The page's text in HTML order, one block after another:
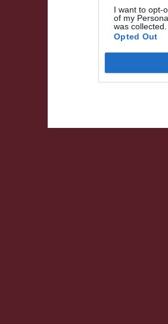
I want to opt-
of my
was collected.
Opted Out